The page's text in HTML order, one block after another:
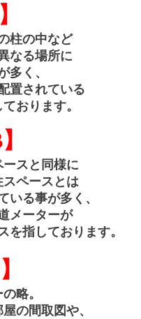
柱の中など
なる場所に
多く、
置されている
おります。
スと同様に
ペースとは
いる事が多く、
メーターが
を指しております。
略。
の間取図や、